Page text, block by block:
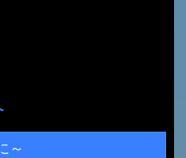
～